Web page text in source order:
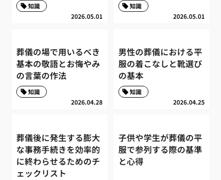
2026.05.01
知識
2026.05.01
知識
葬儀の場で用いるべき
基本の敬語とお悔やみ
の言葉の作法
2026.04.28
知識
男性の葬儀における平
服の着こなしと靴選び
の基本
2026.04.25
知識
葬儀後に発生する膨大
な事務手続きを効率的
に終わらせるためのチ
ェックリスト
子供や学生が葬儀の平
服で参列する際の基準
と心得